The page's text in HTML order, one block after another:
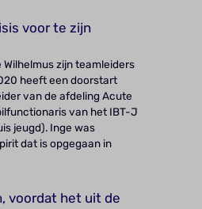
voor te zijn
zijn teamleiders
heeft een doorstart
van de afdeling Acute
van het IBT-J
jeugd). Inge was
dat is opgegaan in
voordat het uit de